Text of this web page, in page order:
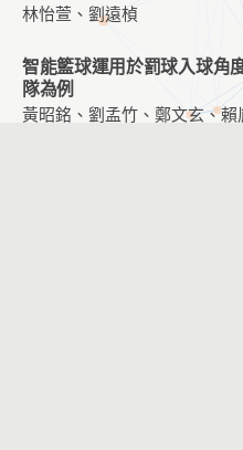
林怡萱、劉遠楨
智能籃球運用於罰球入球角
隊為例
黃昭銘、劉孟竹、鄭文玄、賴